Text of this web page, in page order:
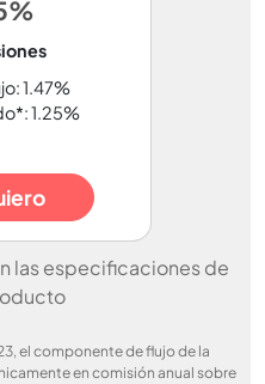
1.47%
1.25%
las especificaciones de
el componente de flujo de la
en comisión anual sobre